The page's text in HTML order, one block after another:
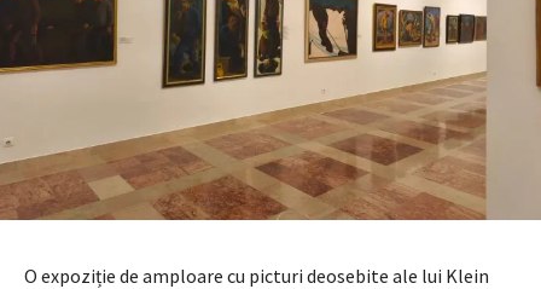
O expoziție de amploare cu picturi deosebite ale lui Klein